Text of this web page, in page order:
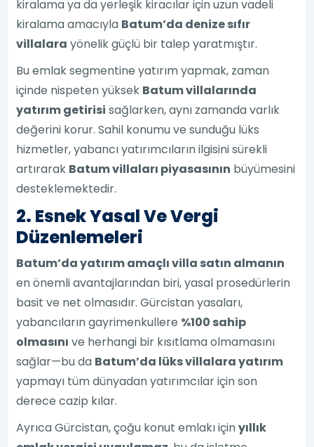
kiralama ya da yerleşik kiracılar için uzun vadeli
kiralama amacıyla Batum’da denize sıfır
villalara yönelik güçlü bir talep yaratmıştır.
Bu emlak segmentine yatırım yapmak, zaman
içinde nispeten yüksek Batum villalarında
yatırım getirisi sağlarken, aynı zamanda varlık
değerini korur. Sahil konumu ve sunduğu lüks
hizmetler, yabancı yatırımcıların ilgisini sürekli
artırarak Batum villaları piyasasının büyümesini
desteklemektedir.
2. Esnek Yasal Ve Vergi
Düzenlemeleri
Batum’da yatırım amaçlı villa satın almanın
en önemli avantajlarından biri, yasal prosedürlerin
basit ve net olmasıdır. Gürcistan yasaları,
yabancıların gayrimenkullere %100 sahip
olmasını ve herhangi bir kısıtlama olmamasını
sağlar—bu da Batum’da lüks villalara yatırım
yapmayı tüm dünyadan yatırımcılar için son
derece cazip kılar.
Ayrıca Gürcistan, çoğu konut emlakı içinyıllık